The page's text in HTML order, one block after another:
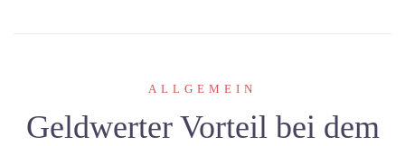
ALLGEMEIN
Geldwerter Vorteil bei dem